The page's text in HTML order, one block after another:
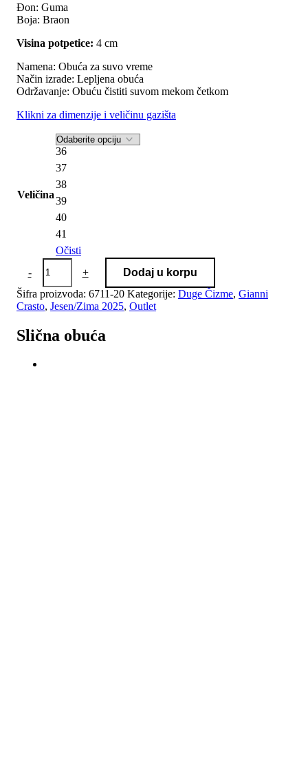
Đon: Guma
Boja: Braon
Visina potpetice: 4 cm
Namena: Obuća za suvo vreme
Način izrade: Lepljena obuća
Održavanje: Obuću čistiti suvom mekom četkom
Klikni za dimenzije i veličinu gazišta
Veličina
36
37
38
39
40
41
Očisti
-
Gianni
Crasto
6711-
20
Nature
količina
+
Dodaj u korpu
Šifra proizvoda: 6711-20 Kategorije: Duge Čizme, Gianni
Crasto, Jesen/Zima 2025, Outlet
Slična obuća